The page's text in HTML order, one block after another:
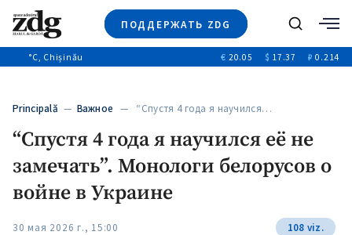
ПОДДЕРЖАТЬ ZDG
Новости
Расследования
Общество
+312
Поиск
°C, Chișinău € 20.05 $ 17.37 ₽ 0.214
Principală — Важное — “Спустя 4 года я научился…
“Спустя 4 года я научился её не
замечать”. Монологи белорусов о
войне в Украине
30 мая 2026 г., 15:00 108 viz.